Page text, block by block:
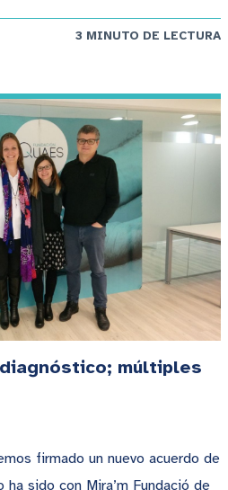
3 MINUTO DE LECTURA
múltiples
firmado un nuevo acuerdo de
sido con Mira’m Fundació de